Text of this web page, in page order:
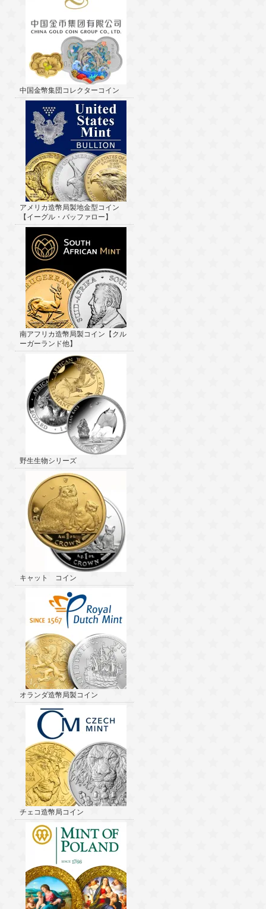
中国金幣集団コレクターコイン
アメリカ造幣局製地金型コイン
【イーグル・バッファロー】
南アフリカ造幣局製コイン【クル
ーガーランド他】
野生生物シリーズ
キャット コイン
オランダ造幣局製コイン
チェコ造幣局コイン